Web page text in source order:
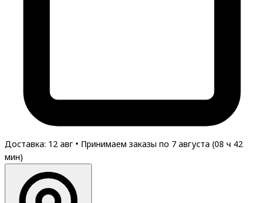
Доставка: 12 авг • Принимаем заказы по 7 августа (08 ч 42
мин)